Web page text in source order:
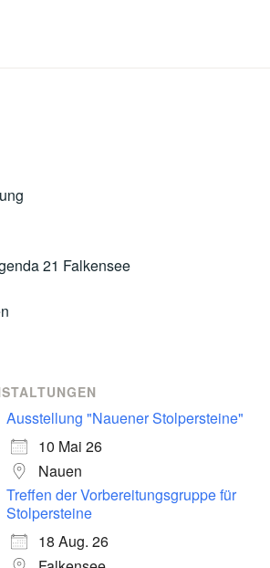
21 Falkensee
Ausstellung "Nauener Stolpersteine"
10 Mai 26
Nauen
Treffen der Vorbereitungsgruppe für
Stolpersteine
18 Aug. 26